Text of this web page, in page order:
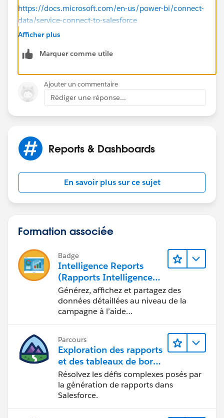
https://docs.microsoft.com/en-us/power-bi/connect-
data/service-connect-to-salesforce
Afficher plus
Marquer comme utile
Ajouter un commentaire
Rédiger une réponse...
Reports & Dashboards
En savoir plus sur ce sujet
Formation associée
Badge
Intelligence Reports
(Rapports Intelligence)
pour Engagement
Générez, affichez et partagez des
données détaillées au niveau de la
campagne à l’aide
Parcours
Exploration des rapports
et des tableaux de bord
Lightning Experience
Résolvez les défis complexes posés par
la génération de rapports dans
Salesforce.